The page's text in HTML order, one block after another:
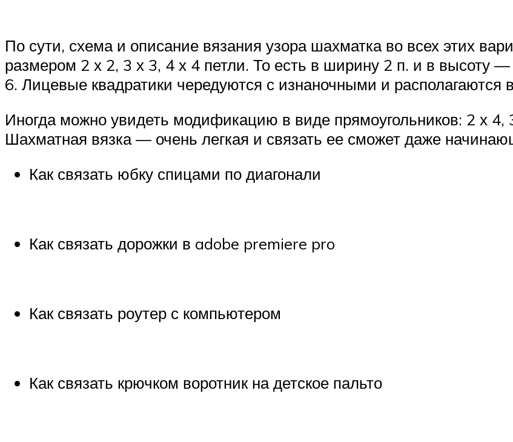
По сути, схема и описание вязания узора шахматка во всех этих
размером 2 х 2, 3 х 3, 4 х 4 петли. То есть в ширину 2 п. и в высоту
6. Лицевые квадратики чередуются с изнаночными и располагаются
Иногда можно увидеть модификацию в виде прямоугольников: 2 х
Шахматная вязка — очень легкая и связать ее сможет даже
Как связать юбку спицами по диагонали
Как связать дорожки в adobe premiere pro
Как связать роутер с компьютером
Как связать крючком воротник на детское пальто